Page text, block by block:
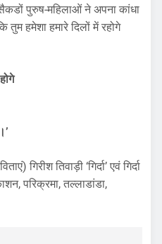
सैकडों पुरुष-महिलाओं ने अपना कांधा
हमेशा हमारे दिलों में रहोगे
गिरीश तिवाड़ी ‘गिर्दा’ एवं गिर्दा
परिक्रमा, तल्लाडांडा,